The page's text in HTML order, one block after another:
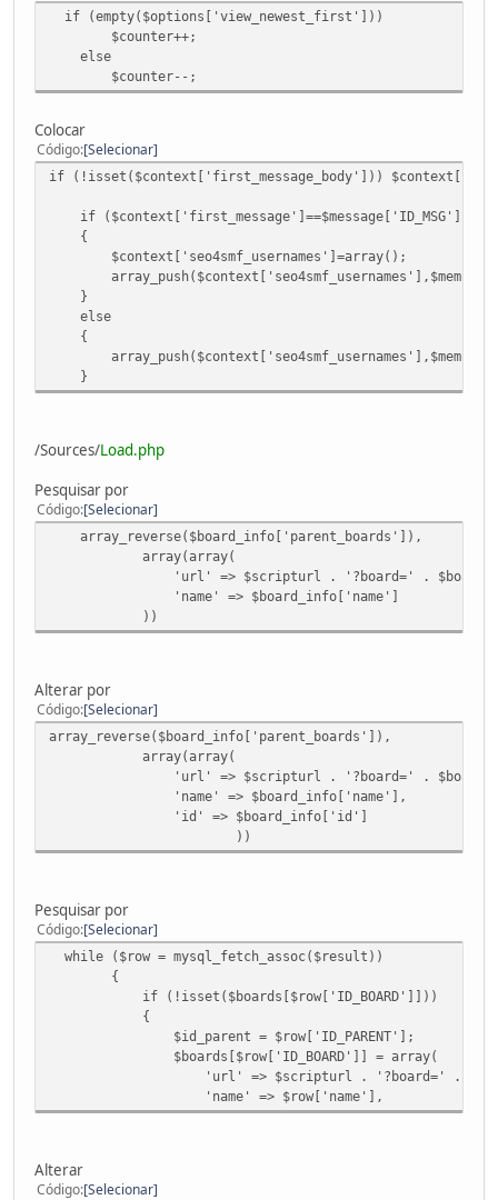
if (empty($options['view_newest_first']))
$counter++;
else
$counter--;
Colocar
Código Selecionar
if (!isset($context['first_message_body']))
if ($context['first_message']==$message['ID_MSG'])
{
$context['seo4smf_usernames']=array();
}
else
{
}
/Sources/Load.php
Pesquisar por
Código Selecionar
array_reverse($board_info['parent_boards']),
array(array(
'url' => $scripturl . '?board=' . $board
'name' => $board_info['name']
))
Alterar por
Código Selecionar
array_reverse($board_info['parent_boards']),
array(array(
'url' => $scripturl . '?board=' . $board
'name' => $board_info['name'],
'id' => $board_info['id']
))
Pesquisar por
Código Selecionar
while ($row = mysql_fetch_assoc($result))
{
if (!isset($boards[$row['ID_BOARD']]))
{
$id_parent = $row['ID_PARENT'];
$boards[$row['ID_BOARD']] = array(
'url' => $scripturl . '?board=' .
'name' => $row['name'],
Alterar
Código Selecionar